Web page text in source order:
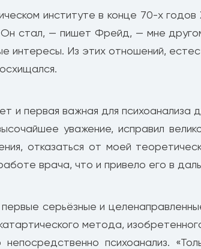
институте в конце 70-х
стал, — пишет Фрейд, — мне
интересы. Из этих отношений,
первая важная для психоанализа
уважение, исправил
отказаться от моей
врача, что и привело его в
серьёзные и
метода,
психоанализ.